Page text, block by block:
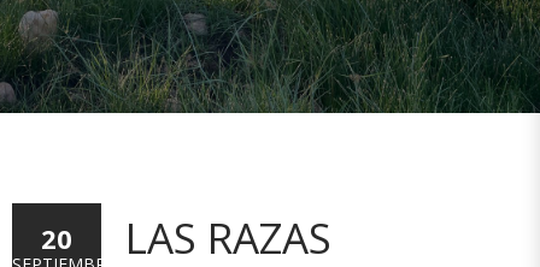
LAS RAZAS
20